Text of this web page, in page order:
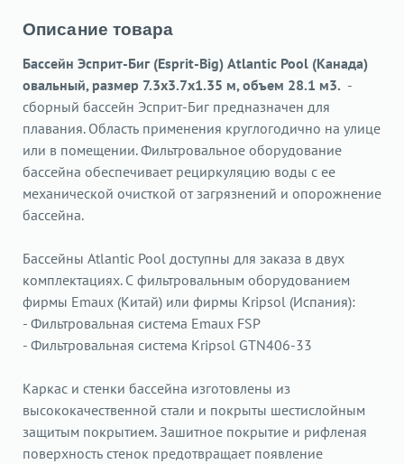
Описание товара
Бассейн Эсприт-Биг (Esprit-Big) Atlantic Pool (Канада)
овальный, размер 7.3х3.7x1.35 м, объем 28.1 м3. -
сборный бассейн Эсприт-Биг предназначен для
плавания. Область применения круглогодично на улице
или в помещении. Фильтровальное оборудование
бассейна обеспечивает рециркуляцию воды с ее
механической очисткой от загрязнений и опорожнение
бассейна.
Бассейны Atlantic Pool доступны для заказа в двух
комплектациях. С фильтровальным оборудованием
фирмы Emaux (Китай) или фирмы Kripsol (Испания):
- Фильтровальная система Emaux FSP
- Фильтровальная система Kripsol GTN406-33
Каркас и стенки бассейна изготовлены из
высококачественной стали и покрыты шестислойным
защитым покрытием. Зашитное покрытие и рифленая
поверхность стенок предотвращает появление